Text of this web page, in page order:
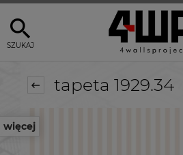
SZUKAJ
więcej
tapeta 1929.34